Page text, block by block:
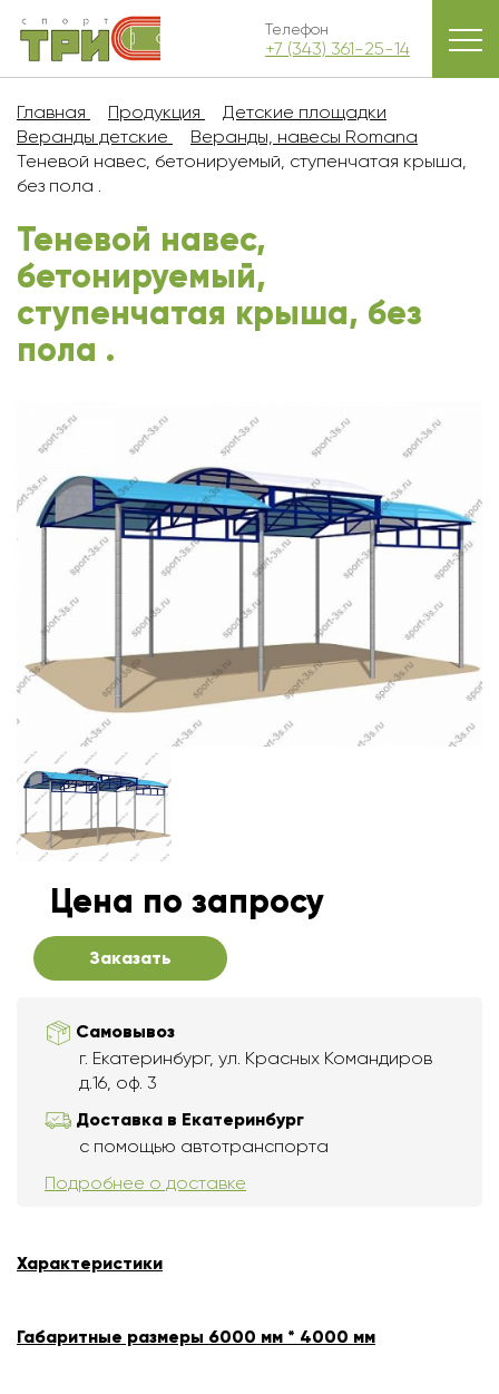
Телефон
+7 (343) 361-25-14
Главная Продукция
Детские площадки
Веранды детские
Веранды, навесы Romana
Теневой навес, бетонируемый, ступенчатая крыша,
без пола .
Теневой навес,
бетонируемый,
ступенчатая крыша, без
пола .
Цена по запросу
Заказать
Самовывоз
г. Екатеринбург, ул. Красных Командиров
д.16, оф. 3
Доставка в Екатеринбург
с помощью автотранспорта
Подробнее о доставке
Характеристики
Габаритные размеры 6000 мм * 4000 мм